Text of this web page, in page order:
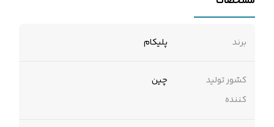
برند پلیکام
کشور تولید
کننده
چین